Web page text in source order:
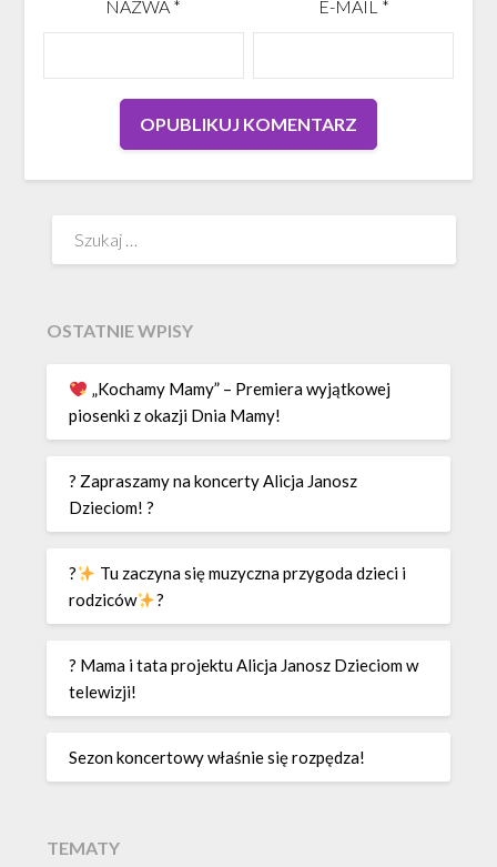
NAZWA * E-MAIL *
OSTATNIE WPISY
„Kochamy Mamy” – Premiera wyjątkowej
piosenki z okazji Dnia Mamy!
? Zapraszamy na koncerty Alicja Janosz
Dzieciom! ?
?
Tu zaczyna się muzyczna przygoda dzieci i
rodziców
?
? Mama i tata projektu Alicja Janosz Dzieciom w
telewizji!
Sezon koncertowy właśnie się rozpędza!
TEMATY